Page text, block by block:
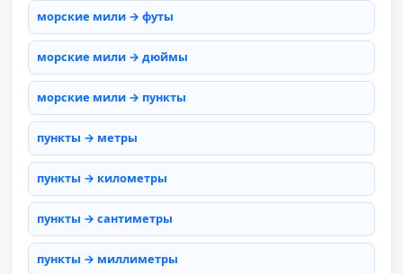
морские мили → футы
морские мили → дюймы
морские мили → пункты
пункты → метры
пункты → километры
пункты → сантиметры
пункты → миллиметры